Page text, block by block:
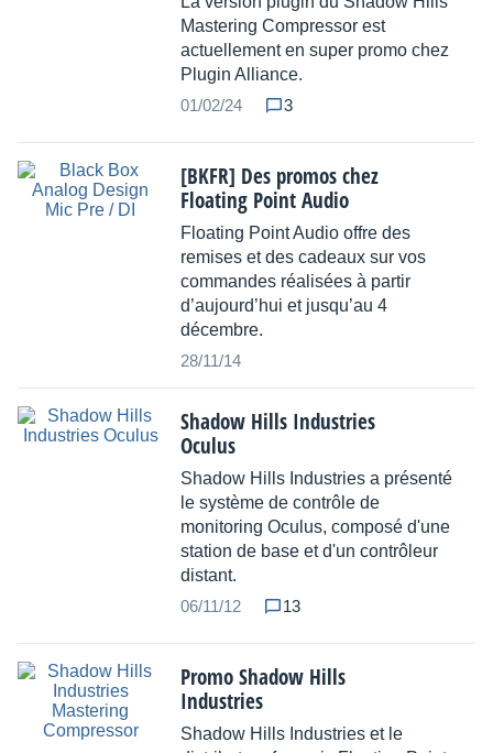
Mastering Compressor est
actuellement en super promo chez
Plugin Alliance.
01/02/24
3
[BKFR] Des promos chez
Floating Point Audio
Floating Point Audio offre des
remises et des cadeaux sur vos
commandes réalisées à partir
d’aujourd’hui et jusqu’au 4
décembre.
28/11/14
Shadow Hills Industries
Oculus
Shadow Hills Industries a présenté
le système de contrôle de
monitoring Oculus, composé d'une
station de base et d'un contrôleur
distant.
06/11/12
13
Promo Shadow Hills
Industries
Shadow Hills Industries et le